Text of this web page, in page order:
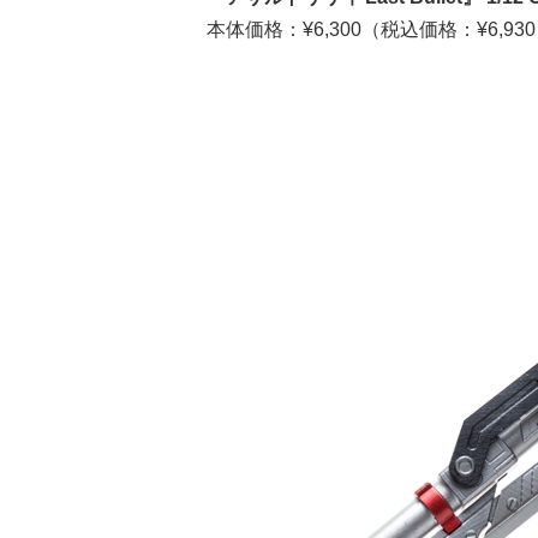
本体価格： ¥6,300 （税込価格： ¥6,930